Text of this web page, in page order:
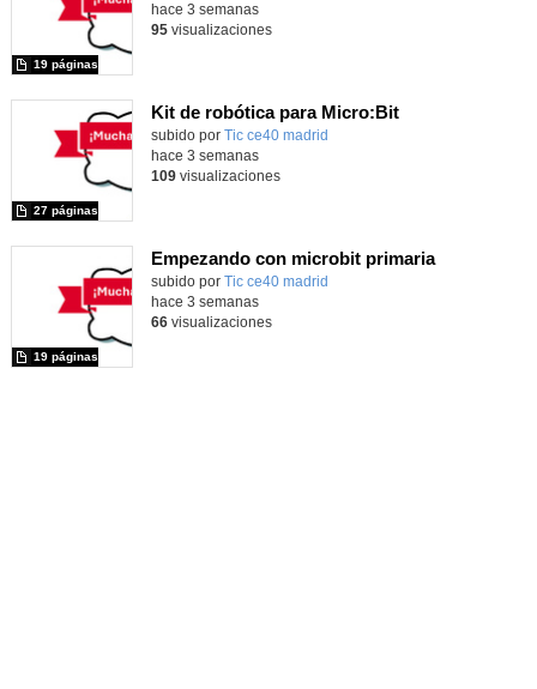
19 páginas
hace 3 semanas
95visualizaciones
Kit de robótica para Micro:Bit
Contenido educativo.
subido por Tic ce40 madrid
27 páginas
hace 3 semanas
109visualizaciones
Empezando con microbit primaria
Contenido educativo.
subido por Tic ce40 madrid
19 páginas
hace 3 semanas
66visualizaciones